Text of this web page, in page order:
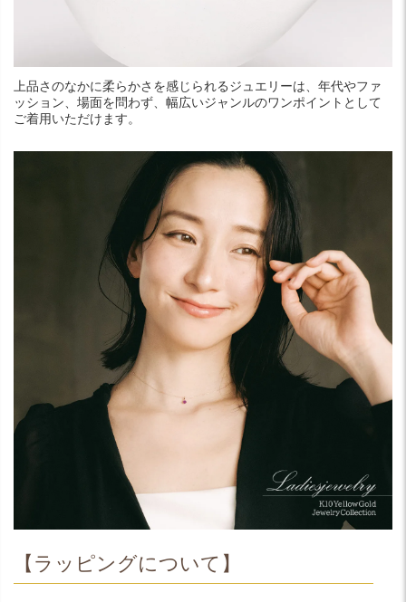
上品さのなかに柔らかさを感じられるジュエリーは、年代やファ
ッション、場面を問わず、幅広いジャンルのワンポイントとして
ご着用いただけます。
【ラッピングについて】